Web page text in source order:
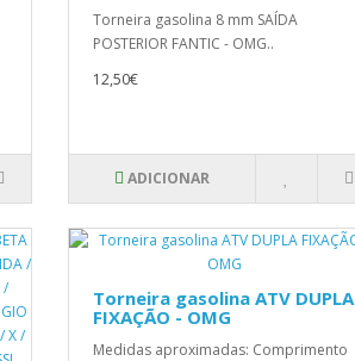
Torneira gasolina 8 mm SAÍDA
POSTERIOR FANTIC - OMG..
12,50€
ADICIONAR
Torneira gasolina ATV DUPLA
FIXAÇÃO - OMG
Medidas aproximadas: Comprimento